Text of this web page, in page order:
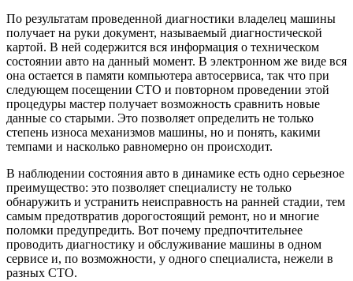
По результатам проведенной диагностики владелец машины
получает на руки документ, называемый диагностической
картой. В ней содержится вся информация о техническом
состоянии авто на данный момент. В электронном же виде вся
она остается в памяти компьютера автосервиса, так что при
следующем посещении СТО и повторном проведении этой
процедуры мастер получает возможность сравнить новые
данные со старыми. Это позволяет определить не только
степень износа механизмов машины, но и понять, какими
темпами и насколько равномерно он происходит.
В наблюдении состояния авто в динамике есть одно серьезное
преимущество: это позволяет специалисту не только
обнаружить и устранить неисправность на ранней стадии, тем
самым предотвратив дорогостоящий ремонт, но и многие
поломки предупредить. Вот почему предпочтительнее
проводить диагностику и обслуживание машины в одном
сервисе и, по возможности, у одного специалиста, нежели в
разных СТО.